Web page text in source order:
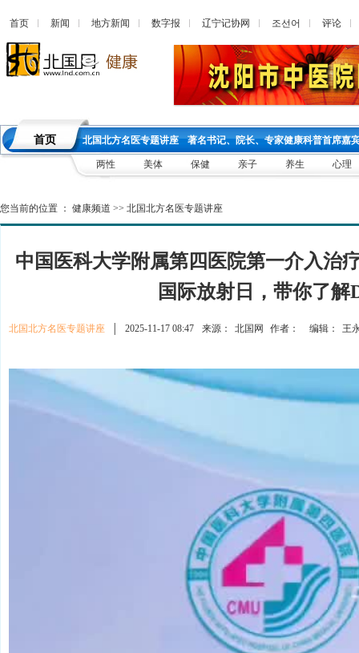
首页 新闻 地方新闻 数字报 辽宁记协网 조선어 评论
首页 北国北方名医专题讲座 著名书记、院长、专家健康科普首席嘉
两性 美体 保健 亲子 养生 心理
您当前的位置 ： 健康频道 >> 北国北方名医专题讲座
中国医科大学附属第四医院第一介入治
国际放射日，带你了解
北国北方名医专题讲座 2025-11-17 08:47 来源： 北国网 作者： 编辑： 王